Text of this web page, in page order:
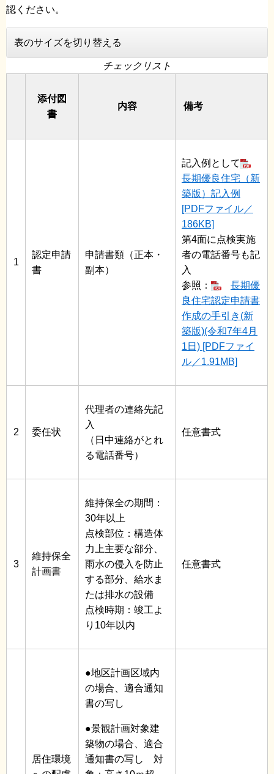
認ください。
表のサイズを切り替える
チェックリスト
添付図
書
内容 備考
1
認定申請
書
申請書類（正本・
副本）
記入例として
長期優良住宅（新
築版）記入例
[PDFファイル／
186KB]
第4面に点検実施
者の電話番号も記
入
参照：
長期優
良住宅認定申請書
作成の手引き(新
築版)(令和7年4月
1日) [PDFファイ
ル／1.91MB]
2 委任状
代理者の連絡先記
入
（日中連絡がとれ
る電話番号）
任意書式
3
維持保全
計画書
維持保全の期間：
30年以上
点検部位：構造体
力上主要な部分、
雨水の侵入を防止
する部分、給水ま
たは排水の設備
点検時期：竣工よ
り10年以内
任意書式
居住環境
●地区計画区域内
の場合、適合通知
書の写し
●景観計画対象建
築物の場合、適合
通知書の写し 対